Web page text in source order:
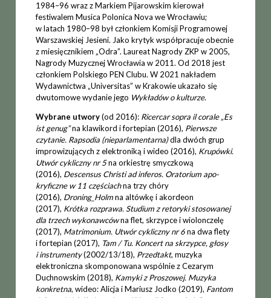
1984–96 wraz z Markiem Pijarowskim kierował
festiwalem Musica Polonica Nova we Wrocławiu;
w latach 1980–98 był członkiem Komisji Programowej
Warszawskiej Jesieni. Jako krytyk współpracuje obecnie
z miesięcznikiem „Odra”. Laureat Nagrody ZKP w 2005,
Nagrody Muzycznej Wrocławia w 2011. Od 2018 jest
członkiem Polskiego PEN Clubu. W 2021 nakładem
Wydawnictwa „Universitas” w Krakowie ukazało się
dwutomowe wydanie jego Wykła­dów o kulturze.
Wybrane utwory(od 2016): Ricercar sopra il corale „Es
ist ge­nug”na klawikord i fortepian (2016), Pierwsze
czytanie. Rapsodia (nieparlamentarna)dla dwóch grup
improwizujących z elektroniką i wideo (2016), Krupówki.
Utwór cykliczny nr 5na orkiestrę smyczkową
(2016), Descensus Christi ad inferos. Oratorium apo­
kryficzne w 11 częściachna trzy chóry
(2016), Droning_Holmna altówkę i akordeon
(2017), Krótka rozprawa. Studium z retoryki stosowanej
dla trzech wykonawcówna flet, skrzypce i wiolonczelę
(2017), Matrimonium. Utwór cykliczny nr 6na dwa flety
i fortepian (2017), Tam / Tu. Koncert na skrzypce, głosy
i instrumenty(2002/13/18), Przedtakt, muzyka
elektroniczna skomponowana wspólnie z Cezarym
Duchnowskim (2018), Kamyki z Proszowej. Muzyka
konkretna, wideo: Alicja i Mariusz Jodko (2019), Fantom